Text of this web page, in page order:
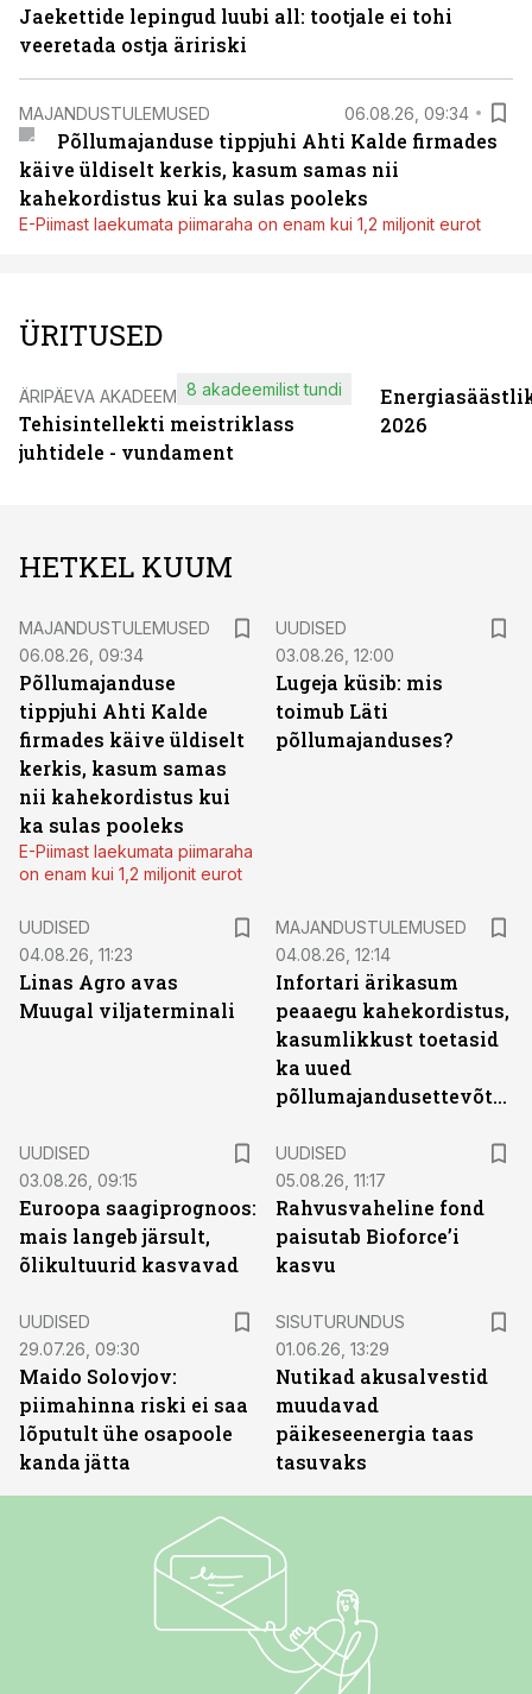
Jaekettide lepingud luubi all: tootjale ei tohi
veeretada ostja äririski
MAJANDUSTULEMUSED 06.08.26, 09:34
Põllumajanduse tippjuhi Ahti Kalde firmades
käive üldiselt kerkis, kasum samas nii
kahekordistus kui ka sulas pooleks
E-Piimast laekumata piimaraha on enam kui 1,2 miljonit eurot
ÜRITUSED
ÄRIPÄEVA AKADEEMIA
Tehisintellekti meistriklass
juhtidele - vundament
8 akadeemilist tundi
2026
HETKEL KUUM
MAJANDUSTULEMUSED
06.08.26, 09:34
Põllumajanduse
tippjuhi Ahti Kalde
firmades käive üldiselt
kerkis, kasum samas
nii kahekordistus kui
ka sulas pooleks
E-Piimast laekumata piimaraha
on enam kui 1,2 miljonit eurot
UUDISED
03.08.26, 12:00
Lugeja küsib: mis
toimub Läti
põllumajanduses?
UUDISED
04.08.26, 11:23
Linas Agro avas
Muugal viljaterminali
MAJANDUSTULEMUSED
04.08.26, 12:14
Infortari ärikasum
peaaegu kahekordistus,
kasumlikkust toetasid
ka uued
põllumajandusettevõtted
UUDISED
03.08.26, 09:15
Euroopa saagiprognoos:
mais langeb järsult,
õlikultuurid kasvavad
UUDISED
05.08.26, 11:17
Rahvusvaheline fond
paisutab Bioforce’i
kasvu
UUDISED
29.07.26, 09:30
Maido Solovjov:
piimahinna riski ei saa
lõputult ühe osapoole
kanda jätta
SISUTURUNDUS
01.06.26, 13:29
Nutikad akusalvestid
muudavad
päikeseenergia taas
tasuvaks